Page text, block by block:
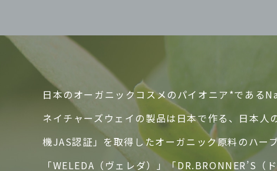
日本のオーガニックコスメのパイオニア*である
ネイチャーズウェイの製品は日本で作る、日本
機JAS認証」を取得したオーガニック原料のハー
「WELEDA（ヴェレダ）」「DR.BRONNER’S